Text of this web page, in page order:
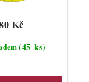
(45 ks)
Kč